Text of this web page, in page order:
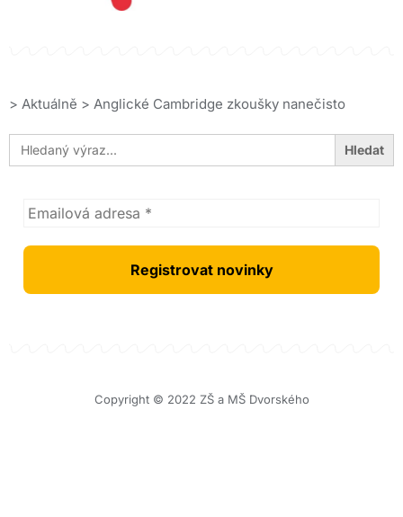
> Aktuálně > Anglické Cambridge zkoušky nanečisto
Search
for:
Copyright © 2022 ZŠ a MŠ Dvorského